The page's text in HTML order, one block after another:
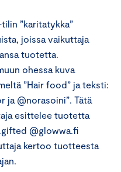
”karitatykka”
joissa vaikuttaja
tuotetta.
ohessa kuva
”Hair food” ja teksti:
ja @norasoini”. Tätä
esittelee tuotetta
@glowwa.fi
kertoo tuotteesta